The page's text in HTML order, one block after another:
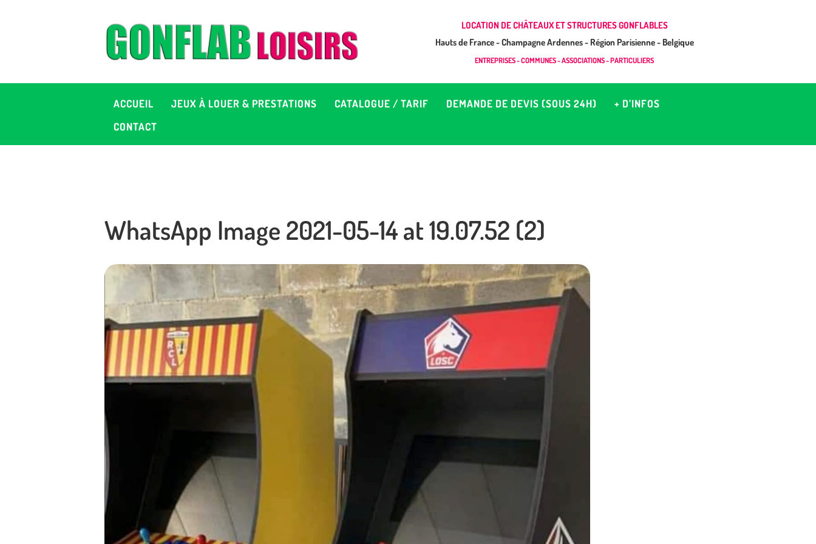
LOCATION DE CHÂTEAUX ET STRUCTURES GONFLABLES
Hauts de France - Champagne Ardennes - Région Parisienne - Belgique
ENTREPRISES - COMMUNES - ASSOCIATIONS - PARTICULIERS
ACCUEIL JEUX À LOUER & PRESTATIONS CATALOGUE / TARIF DEMANDE DE DEVIS (SOUS 24H)
+ D’INFOS
CONTACT
GONFLAB LOISIRS
JEUX À LOUER &
PRESTATIONS
+ D’INFOS
CONTACT
WhatsApp Image 2021-05-14 at 19.07.52 (2)